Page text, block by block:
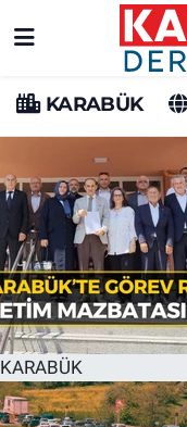
KARABÜK
KARABÜK
Karabük Hava
Karabük Trafik
Süper Lig
Tüm Manşetler
Son Dakika
Haber Arşivi